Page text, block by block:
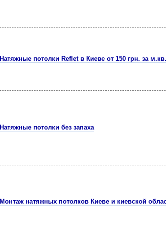
Натяжные потолки Reflet в Киеве от 150 грн. за м.кв.
Натяжные потолки без запаха
Монтаж натяжных потолков Киеве и киевской